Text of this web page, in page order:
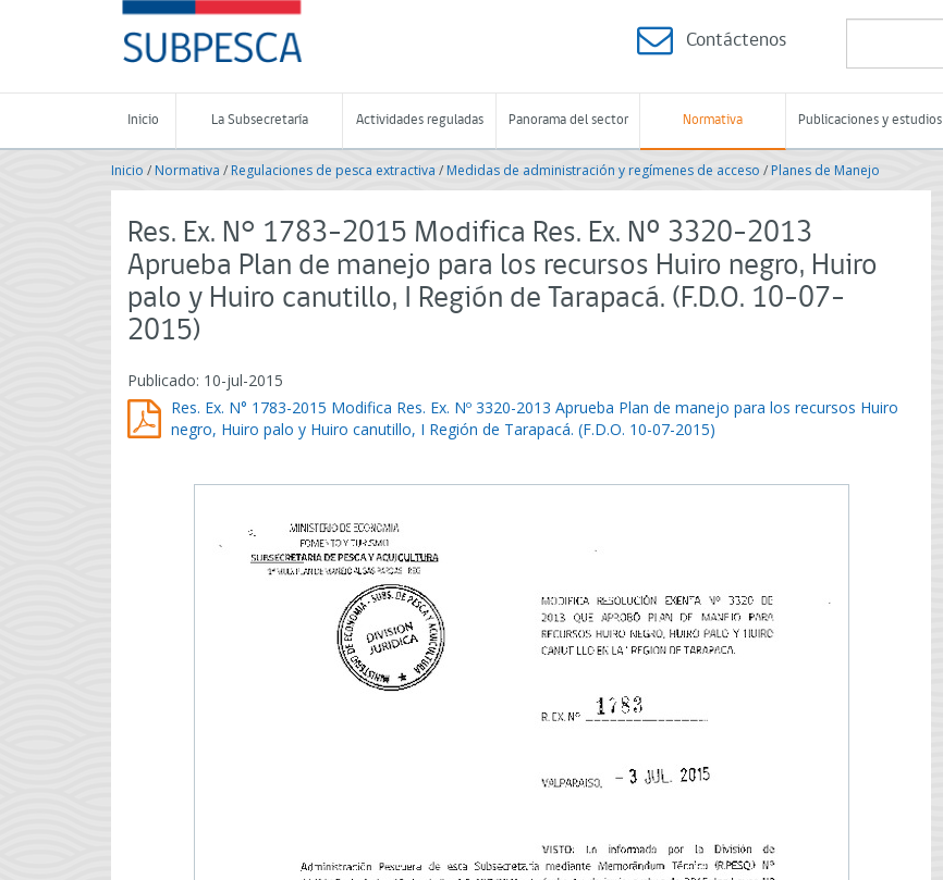
-
Subsecretaría
de
Pesca
Acuicultura
-
de
Chile
Contáctenos
Inicio La Subsecretaría Actividades reguladas Panorama del sector Normativa Publicaciones y estudios
Inicio /Normativa / Regulaciones de pesca extractiva /Medidas de administración y regímenes de acceso / Planes de Manejo
Res. Ex. N° 1783-2015 Modifica Res. Ex. Nº 3320-2013
Aprueba Plan de manejo para los recursos Huiro negro, Huiro
palo y Huiro canutillo, I Región de Tarapacá. (F.D.O. 10-07-
2015)
Publicado: 10-jul-2015
Res. Ex. N° 1783-2015 Modifica Res. Ex. Nº 3320-2013 Aprueba Plan de manejo para los recursos Huiro
negro, Huiro palo y Huiro canutillo, I Región de Tarapacá. (F.D.O. 10-07-2015)